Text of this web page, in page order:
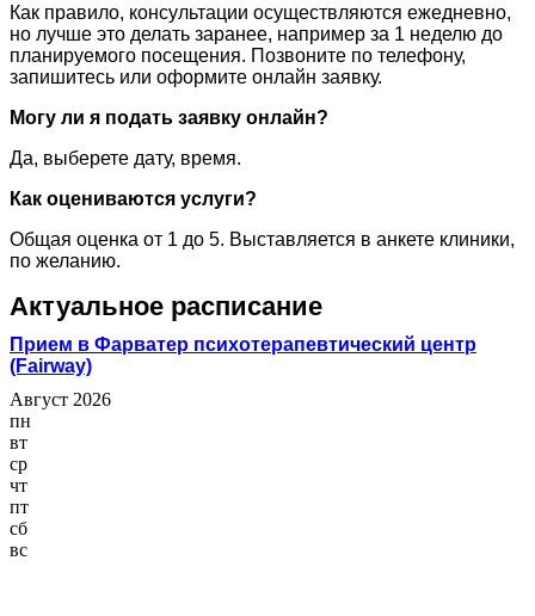
Как правило, консультации осуществляются ежедневно,
но лучше это делать заранее, например за 1 неделю до
планируемого посещения. Позвоните по телефону,
запишитесь или оформите онлайн заявку.
Могу ли я подать заявку онлайн?
Да, выберете дату, время.
Как оцениваются услуги?
Общая оценка от 1 до 5. Выставляется в анкете клиники,
по желанию.
Актуальное расписание
Прием в Фарватер психотерапевтический центр
(Fairway)
Август 2026
пн
вт
ср
чт
пт
сб
вс